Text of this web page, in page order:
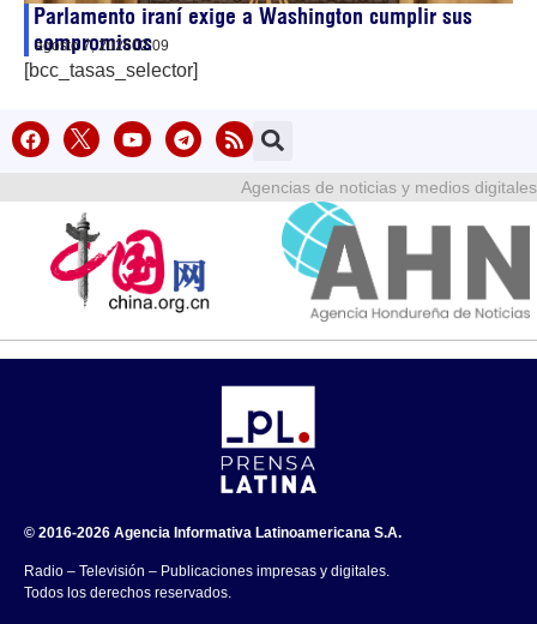
Parlamento iraní exige a Washington cumplir sus
compromisos
agosto 7, 202602:09
[bcc_tasas_selector]
Agencias de noticias y medios digitales
© 2016-2026 Agencia Informativa Latinoamericana S.A.
Radio – Televisión – Publicaciones impresas y digitales.
Todos los derechos reservados.